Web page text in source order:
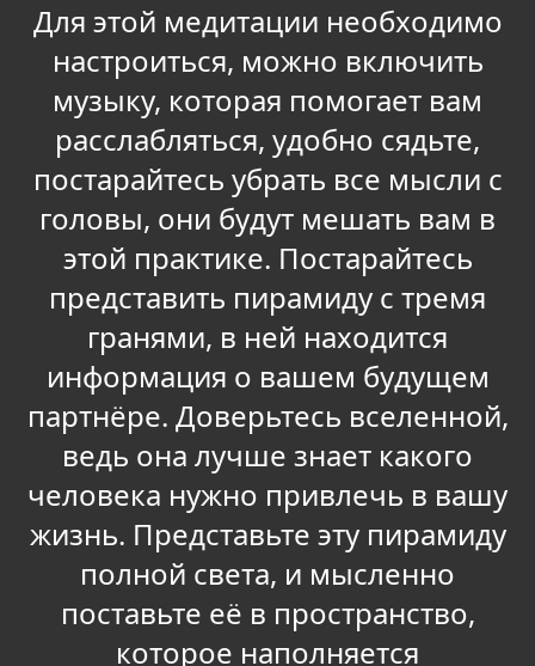
Для этой медитации необходимо
настроиться, можно включить
музыку, которая помогает вам
расслабляться, удобно сядьте,
постарайтесь убрать все мысли с
головы, они будут мешать вам в
этой практике. Постарайтесь
представить пирамиду с тремя
гранями, в ней находится
информация о вашем будущем
партнëре. Доверьтесь вселенной,
ведь она лучше знает какого
человека нужно привлечь в вашу
жизнь. Представьте эту пирамиду
полной света, и мысленно
поставьте её в пространство,
которое наполняется